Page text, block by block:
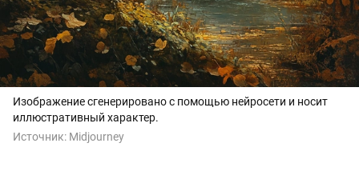
Изображение сгенерировано с помощью нейросети и носит
иллюстративный характер.
Источник: Midjourney